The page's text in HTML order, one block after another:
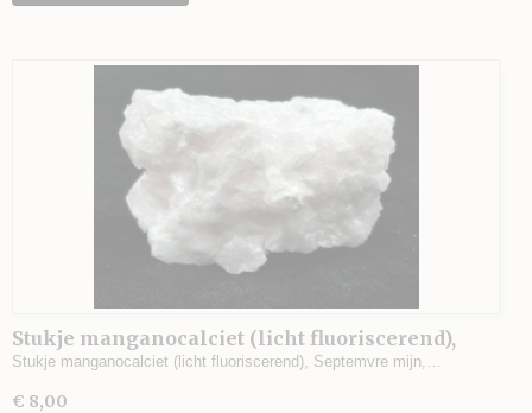
Stukje manganocalciet (licht fluoriscerend),
Septemvre mijn, Madan, Bulgarije - 58 gram -
Stukje manganocalciet (licht fluoriscerend), Septemvre mijn,…
€ 8,00